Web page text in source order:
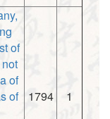
of
of
of
1794 1